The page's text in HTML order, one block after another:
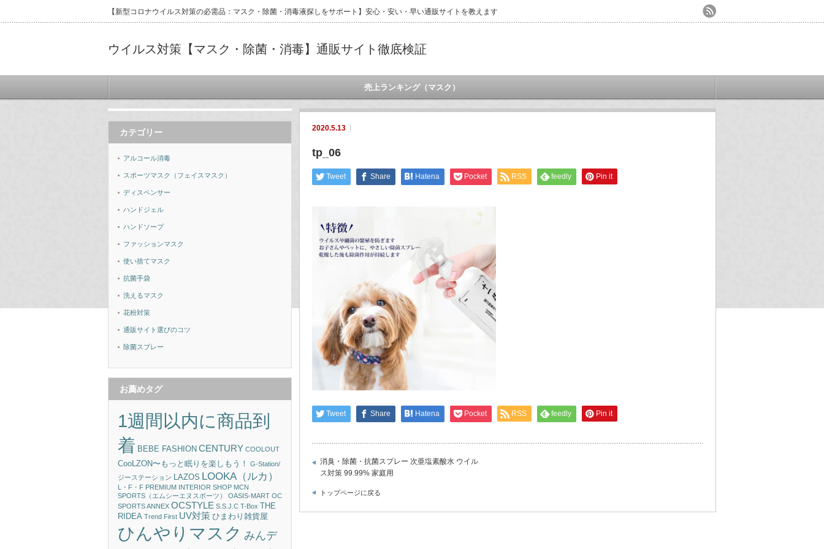
【新型コロナウイルス対策の必需品：マスク・除菌・消毒液探しをサポート】安心・安い・早い通販サイトを教えます
ウイルス対策【マスク・除菌・消毒】通販サイト徹底検証
売上ランキング（マスク）
2020.5.13
tp_06
Tweet Share Hatena Pocket RSS feedly Pin it
Tweet Share Hatena Pocket RSS feedly Pin it
消臭・除菌・抗菌スプレー 次亜塩素酸水 ウイル
ス対策 99.99% 家庭用
トップページに戻る
カテゴリー
アルコール消毒
スポーツマスク（フェイスマスク）
ディスペンサー
ハンドジェル
ハンドソープ
ファッションマスク
使い捨てマスク
抗菌手袋
洗えるマスク
花粉対策
通販サイト選びのコツ
除菌スプレー
お薦めタグ
1週間以内に商品到
着 BEBE FASHION CENTURY COOLOUT
CooLZON〜もっと眠りを楽しもう！
G-Station/
ジーステーション LAZOS LOOKA（ルカ）
L・F・F PREMIUM INTERIOR SHOP MCN
SPORTS（エムシーエヌスポーツ）
OASIS-MART OC
SPORTS ANNEX OCSTYLE S.S.J.C T-Box THE
RIDEA Trend First UV対策 ひまわり雑貨屋
ひんやりマスク みんデ